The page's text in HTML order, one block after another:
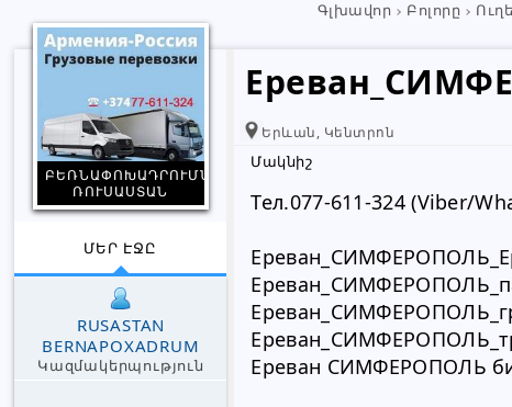
Գլխավոր Բոլորը
Երևան, Կենտրոն
Մակնիշ
Тел.077-611-324 (Viber/
Ереван СИМФЕРОПОЛЬ
ԲԵՌՆԱՓՈԽԱԴՐՈՒՄՆԵՐ
ՌՈՒՍԱՍՏԱՆ
ՄԵՐ ԷՋԸ
RUSASTAN
BERNAPOXADRUM
Կազմակերպություն